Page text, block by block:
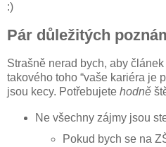
:)
Pár důležitých
Strašně nerad bych, aby
takového toho “vaše kariéra je
jsou kecy. Potřebujete hodně
Ne všechny zájmy jsou
Pokud bych se na